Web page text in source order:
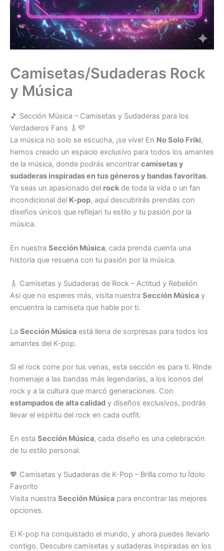
Camisetas/Sudaderas Rock
y Música
🎵 Sección Música – Camisetas y Sudaderas para los
Verdaderos Fans 🎸💜
La música no solo se escucha, ¡se vive! En No Solo Friki,
hemos creado un espacio exclusivo para todos los amantes
de la música, donde podrás encontrar camisetas y
sudaderas inspiradas en tus géneros y bandas favoritas.
Ya seas un apasionado del rock de toda la vida o un fan
incondicional del K-pop, aquí descubrirás prendas con
diseños únicos que reflejan tu estilo y tu pasión por la
música.
En nuestra Sección Música, cada prenda cuenta una
historia que resuena con tu pasión por la música.
🎸 Camisetas y Sudaderas de Rock – Actitud y Rebelión
Así que no esperes más, visita nuestra Sección Música y
encuentra la camiseta que hable por ti.
La Sección Música está llena de sorpresas para todos los
amantes del K-pop.
Si el rock corre por tus venas, esta sección es para ti. Rinde
homenaje a las bandas más legendarias, a los iconos del
rock y a la cultura que marcó generaciones. Con
estampados de alta calidad y diseños exclusivos, podrás
llevar el espíritu del rock en cada outfit.
En esta Sección Música, cada diseño es una celebración
de tu estilo personal.
💖 Camisetas y Sudaderas de K-Pop – Brilla como tu Ídolo
Favorito
Visita nuestra Sección Música para encontrar las mejores
opciones.
El K-pop ha conquistado el mundo, y ahora puedes llevarlo
contigo. Descubre camisetas y sudaderas inspiradas en los